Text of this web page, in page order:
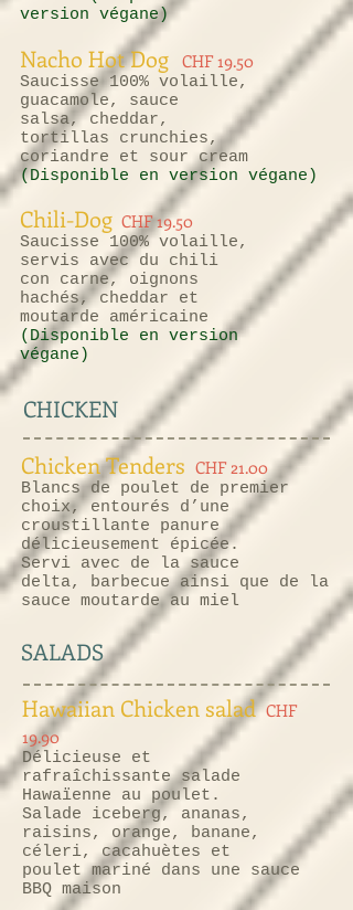
version végane)
Nacho Hot Dog CHF 19.50
Saucisse 100% volaille,
guacamole, sauce
salsa, cheddar,
tortillas crunchies,
coriandre et sour cream
(Disponible en version végane)
Chili-Dog CHF 19.50
Saucisse 100% volaille,
servis avec du chili
con carne, oignons
hachés, cheddar et
moutarde américaine
(Disponible en version
végane)
CHICKEN
Chicken Tenders CHF 21.00
Blancs de poulet de premier
choix, entourés d’une
croustillante panure
délicieusement épicée.
Servi avec de la sauce
delta, barbecue ainsi que de la
sauce moutarde au miel
SALADS
Hawaiian Chicken salad CHF
19.90
Délicieuse et
rafraîchissante salade
Hawaïenne au poulet.
Salade iceberg, ananas,
raisins, orange, banane,
céleri, cacahuètes et
poulet mariné dans une sauce
BBQ maison